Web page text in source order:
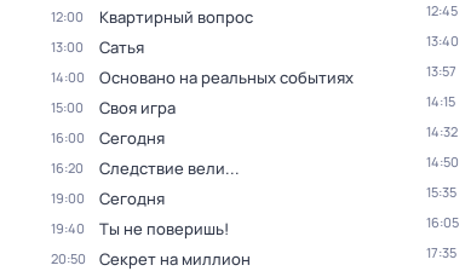
12:00 Квартирный вопрос
13:00 Сатья
14:00 Основано на реальных событиях
15:00 Своя игра
16:00 Сегодня
16:20 Следствие вели...
19:00 Сегодня
19:40 Ты не поверишь!
20:50 Секрет на миллион
12:45
13:40
13:57
14:15
14:32
14:50
15:35
16:05
17:35